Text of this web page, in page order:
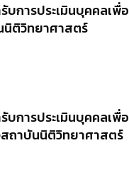
การประเมินบุคคลเพื่อ
นิติวิทยาศาสตร์
การประเมินบุคคลเพื่อ
สถาบันนิติวิทยาศาสตร์